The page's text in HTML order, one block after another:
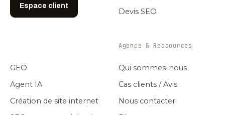
Espace client
Devis SEO
GEO
Agent IA
Création de site internet
Agence & Ressources
Qui sommes-nous
Cas clients / Avis
Nous contacter